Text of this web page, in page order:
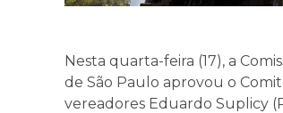
Nesta quarta-feira (17), a
de São Paulo aprovou o
vereadores Eduardo Suplicy